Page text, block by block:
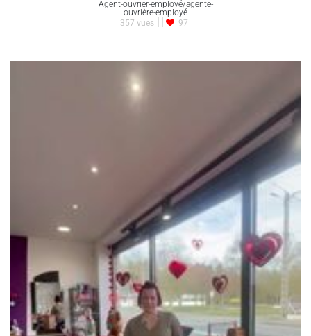
Agent-ouvrier-employé/agente-
ouvrière-employé
357 vues
97